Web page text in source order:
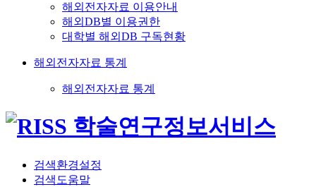
해외전자자료 이용안내
해외DB별 이용권한
대학별 해외DB 구독현황
해외전자자료 통계
해외전자자료 통계
검색환경설정
검색도움말